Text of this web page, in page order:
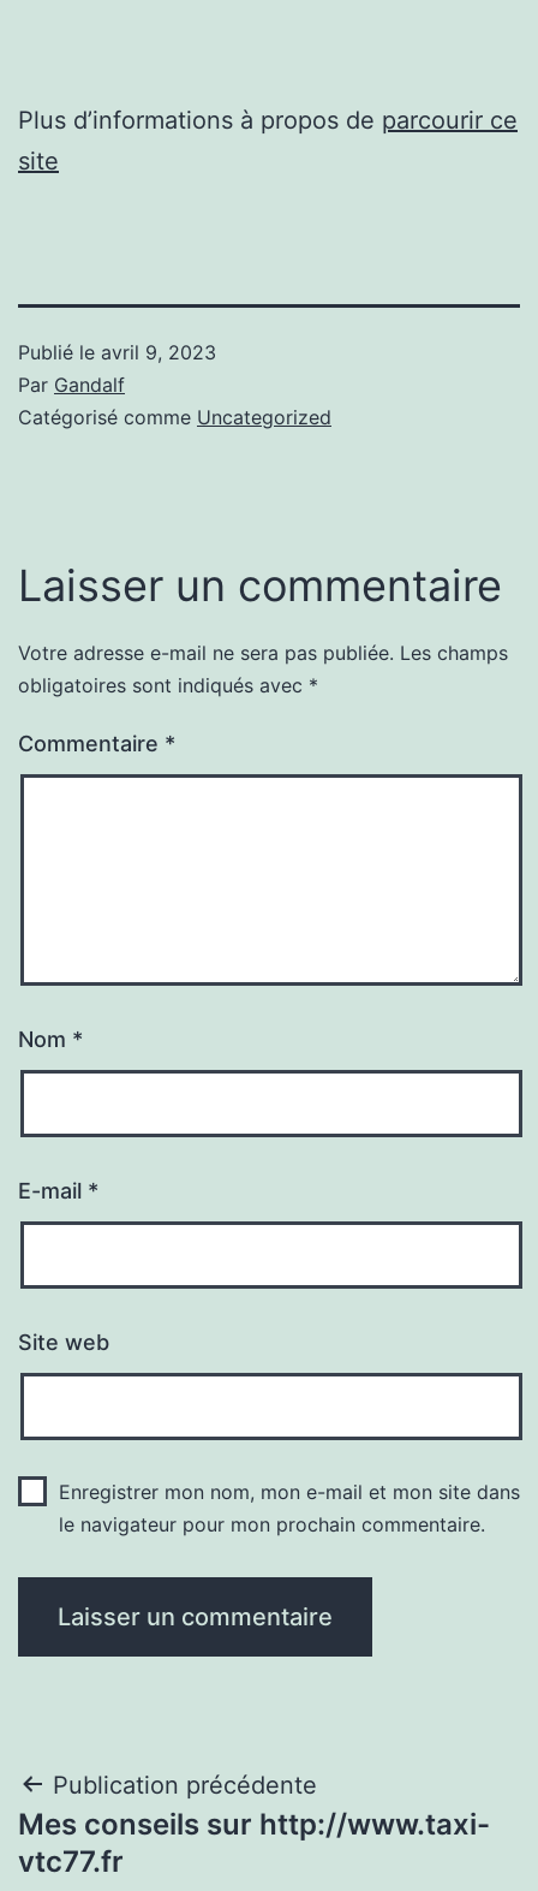
Plus d’informations à propos de parcourir ce
site
Publié le avril 9, 2023
Par Gandalf
Catégorisé comme Uncategorized
Laisser un commentaire
Votre adresse e-mail ne sera pas publiée. Les champs
obligatoires sont indiqués avec *
Commentaire *
Nom *
E-mail *
Site web
Enregistrer mon nom, mon e-mail et mon site dans
le navigateur pour mon prochain commentaire.
Navigation
de
Publication précédente
Mes conseils sur http://www.taxi-
vtc77.fr